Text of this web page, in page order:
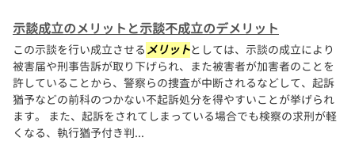
示談成立のメリットと示談不成立のデメリット
この示談を行い成立させる メリットとしては、示談の成立により
被害届や刑事告訴が取り下げられ、また被害者が加害者のことを
許していることから、警察らの捜査が中断されるなどして、起訴
猶予などの前科のつかない不起訴処分を得やすいことが挙げられ
ます。 また、起訴をされてしまっている場合でも検察の求刑が軽
くなる、執行猶予付き判...